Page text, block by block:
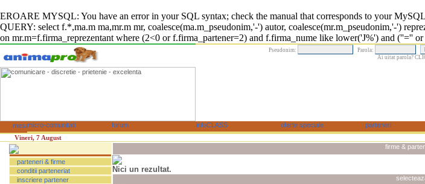
EROARE MYSQL: You have an error in your SQL syntax; check the manual that corresponds to your
QUERY: select f.*,ma.m ma,mr.m mr, coalesce(ma.m_pseudonim,'-') autor, coalesce(mr.m_pseudonim,'-')
on mr.m=f.firma_reprezentant where (2<0 or f.firma_partener=2) and f.firma_nume like lower('J%') and (''=''
Pseudonim:
Parola:
Ai uitat parola?
Vineri, 7 August
parteneri & firme
conditii parteneriat
inscriere partener
firme &
Nici un rezultat.